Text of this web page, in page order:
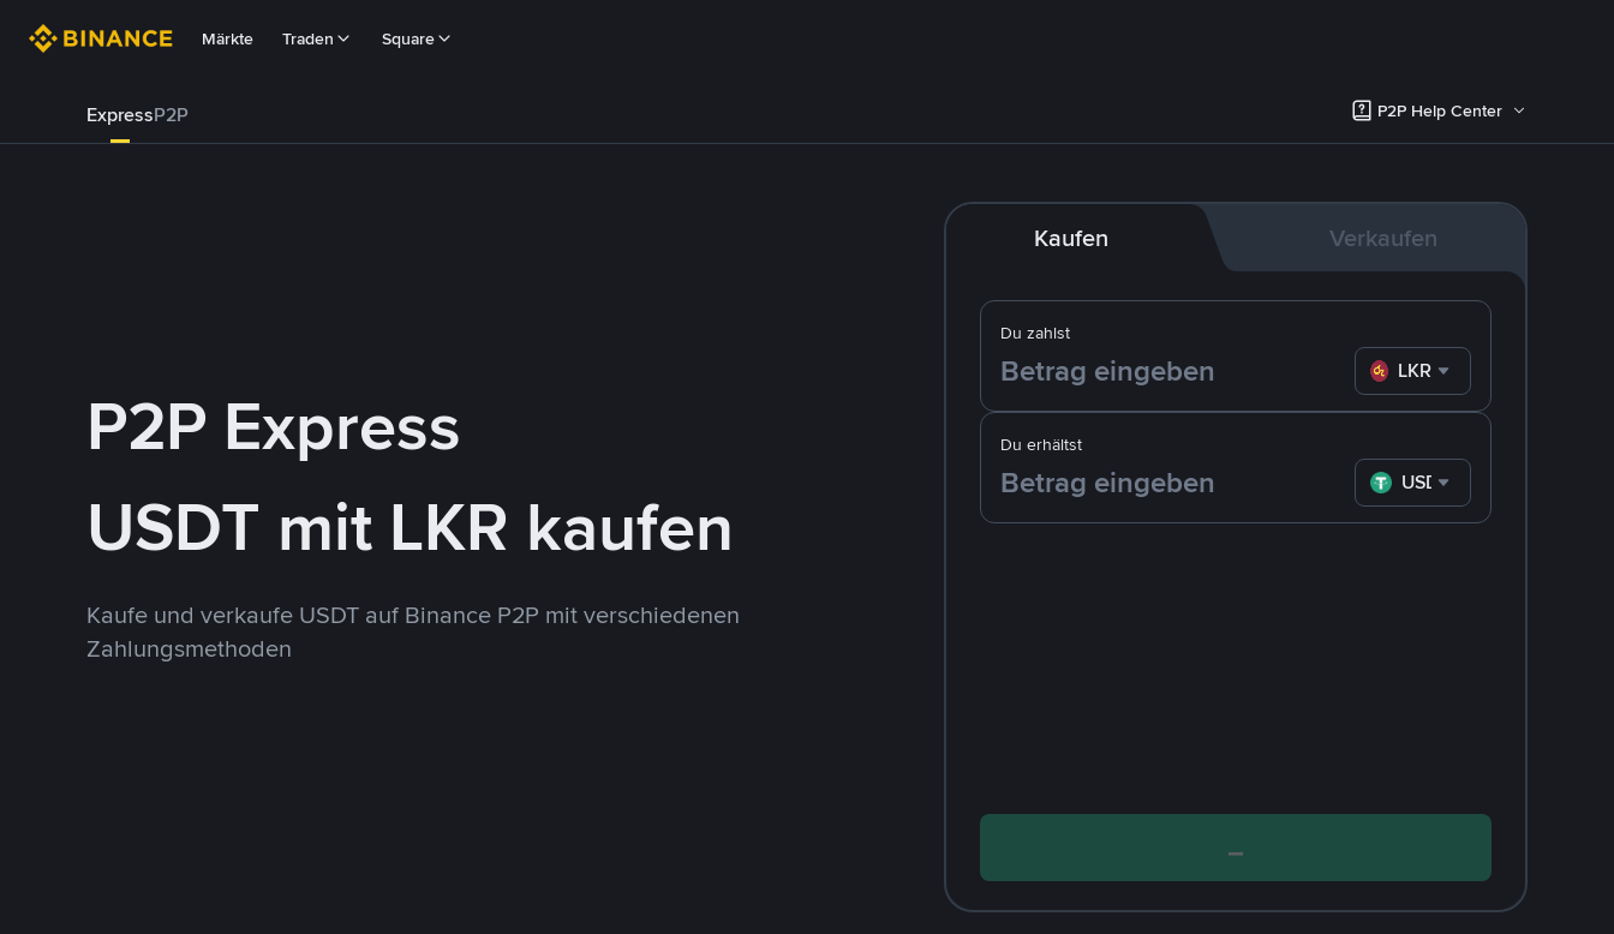
Märkte Traden Square
ExpressP2P P2P Help Center
P2P Express
USDT mit LKR kaufen
Kaufe und verkaufe USDT auf Binance P2P mit verschiedenen
Zahlungsmethoden
Kaufen Verkaufen
Du zahlst
LKR
Du erhältst
USDT